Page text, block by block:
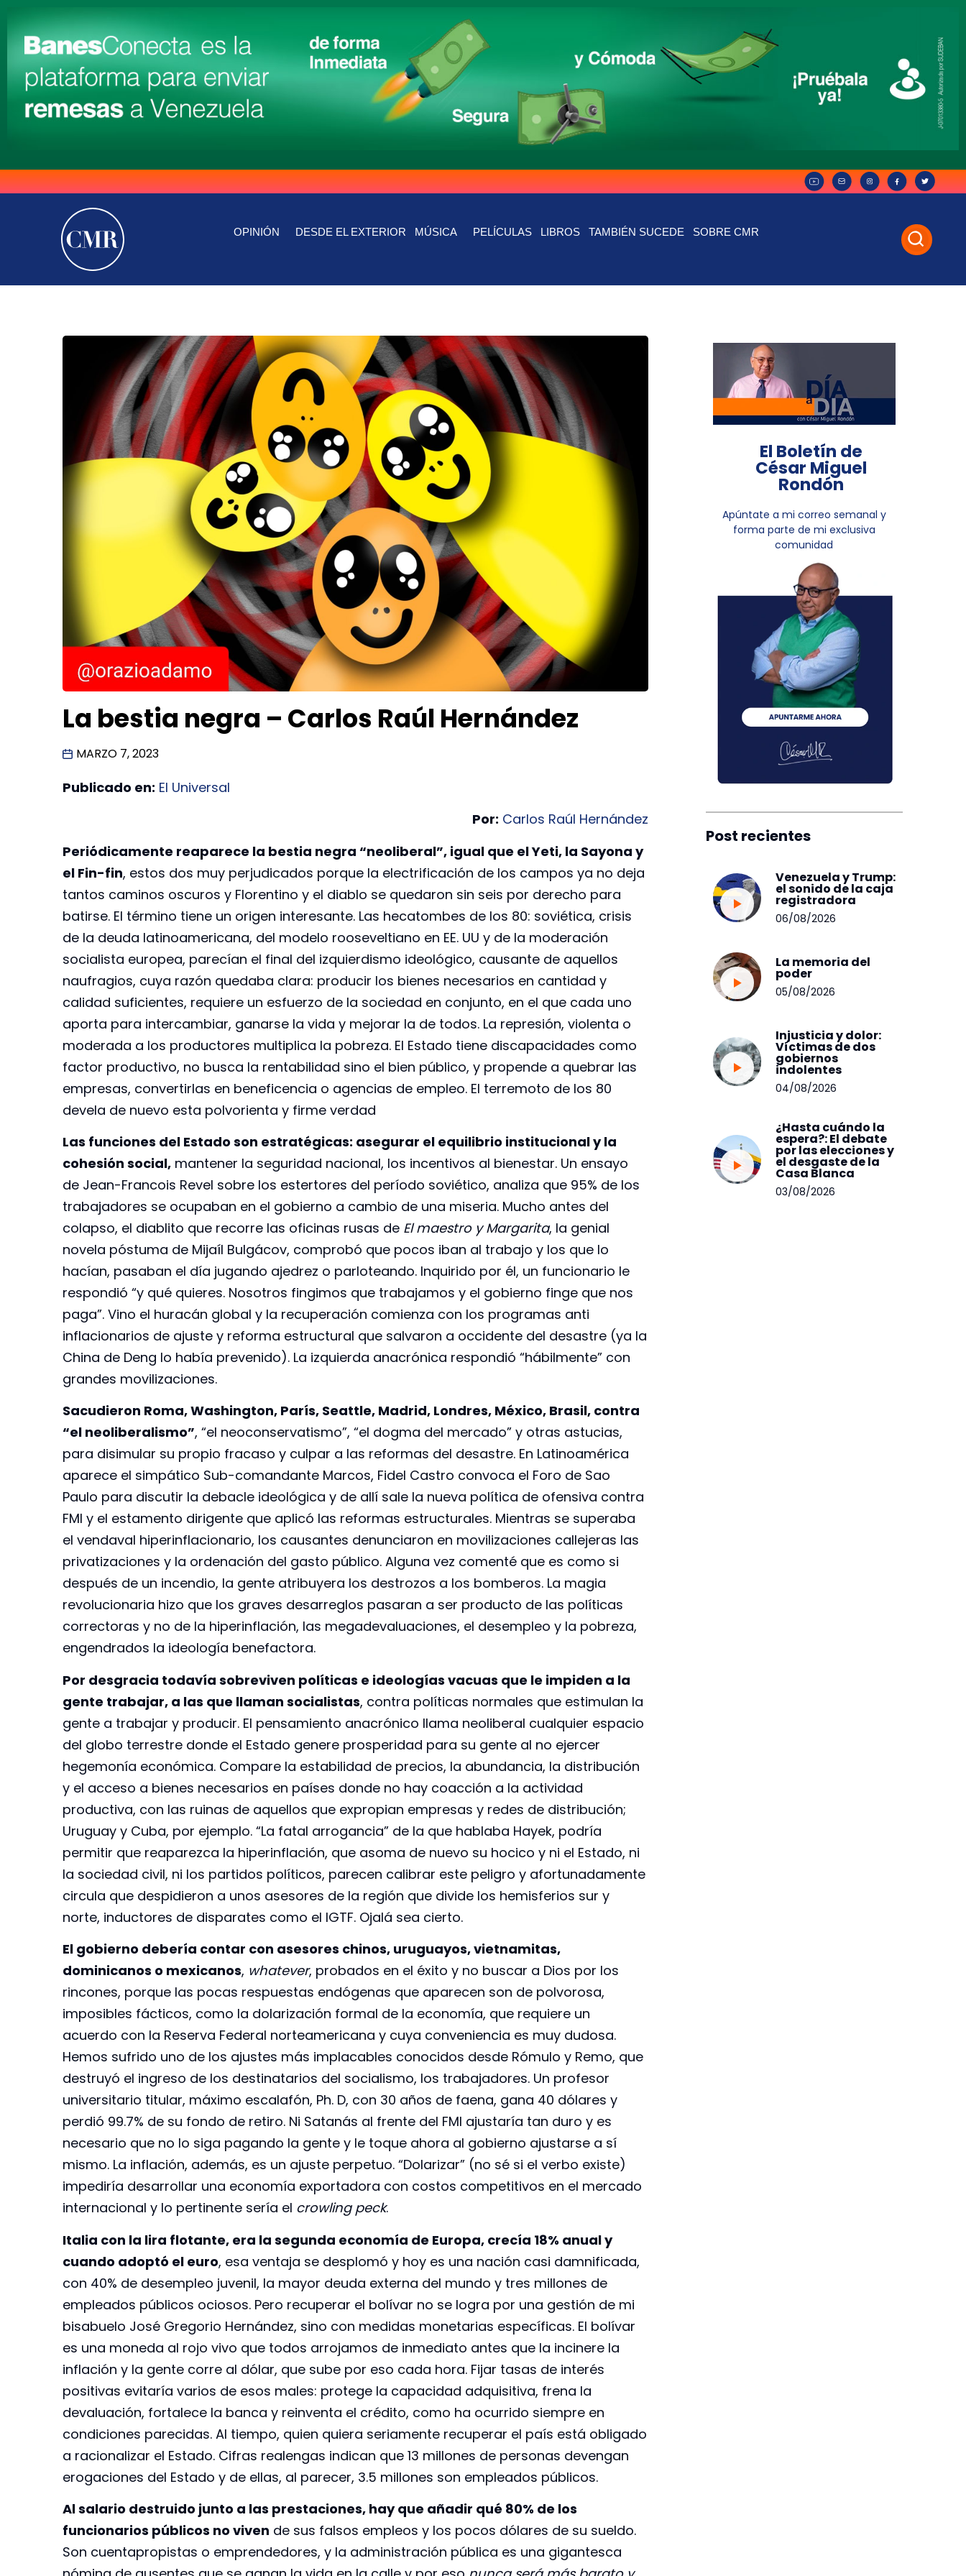
OPINIÓN DESDE EL EXTERIOR MÚSICA PELÍCULAS LIBROS TAMBIÉN SUCEDE SOBRE CMR
La bestia negra – Carlos Raúl Hernández
MARZO 7, 2023
Publicado en: El Universal
Por: Carlos Raúl Hernández
Periódicamente reaparece la bestia negra “neoliberal”, igual que el Yeti, la Sayona y
el Fin-fin, estos dos muy perjudicados porque la electrificación de los campos ya no deja
tantos caminos oscuros y Florentino y el diablo se quedaron sin seis por derecho para
batirse. El término tiene un origen interesante. Las hecatombes de los 80: soviética, crisis
de la deuda latinoamericana, del modelo rooseveltiano en EE. UU y de la moderación
socialista europea, parecían el final del izquierdismo ideológico, causante de aquellos
naufragios, cuya razón quedaba clara: producir los bienes necesarios en cantidad y
calidad suficientes, requiere un esfuerzo de la sociedad en conjunto, en el que cada uno
aporta para intercambiar, ganarse la vida y mejorar la de todos. La represión, violenta o
moderada a los productores multiplica la pobreza. El Estado tiene discapacidades como
factor productivo, no busca la rentabilidad sino el bien público, y propende a quebrar las
empresas, convertirlas en beneficencia o agencias de empleo. El terremoto de los 80
devela de nuevo esta polvorienta y firme verdad
Las funciones del Estado son estratégicas: asegurar el equilibrio institucional y la
cohesión social, mantener la seguridad nacional, los incentivos al bienestar. Un ensayo
de Jean-Francois Revel sobre los estertores del período soviético, analiza que 95% de los
trabajadores se ocupaban en el gobierno a cambio de una miseria. Mucho antes del
colapso, el diablito que recorre las oficinas rusas de El maestro y Margarita, la genial
novela póstuma de Mijaíl Bulgácov, comprobó que pocos iban al trabajo y los que lo
hacían, pasaban el día jugando ajedrez o parloteando. Inquirido por él, un funcionario le
respondió “y qué quieres. Nosotros fingimos que trabajamos y el gobierno finge que nos
paga”. Vino el huracán global y la recuperación comienza con los programas anti
inflacionarios de ajuste y reforma estructural que salvaron a occidente del desastre (ya la
China de Deng lo había prevenido). La izquierda anacrónica respondió “hábilmente” con
grandes movilizaciones.
Sacudieron Roma, Washington, París, Seattle, Madrid, Londres, México, Brasil, contra
“el neoliberalismo”, “el neoconservatismo”, “el dogma del mercado” y otras astucias,
para disimular su propio fracaso y culpar a las reformas del desastre. En Latinoamérica
aparece el simpático Sub-comandante Marcos, Fidel Castro convoca el Foro de Sao
Paulo para discutir la debacle ideológica y de allí sale la nueva política de ofensiva contra
FMI y el estamento dirigente que aplicó las reformas estructurales. Mientras se superaba
el vendaval hiperinflacionario, los causantes denunciaron en movilizaciones callejeras las
privatizaciones y la ordenación del gasto público. Alguna vez comenté que es como si
después de un incendio, la gente atribuyera los destrozos a los bomberos. La magia
revolucionaria hizo que los graves desarreglos pasaran a ser producto de las políticas
correctoras y no de la hiperinflación, las megadevaluaciones, el desempleo y la pobreza,
engendrados la ideología benefactora.
Por desgracia todavía sobreviven políticas e ideologías vacuas que le impiden a la
gente trabajar, a las que llaman socialistas, contra políticas normales que estimulan la
gente a trabajar y producir. El pensamiento anacrónico llama neoliberal cualquier espacio
del globo terrestre donde el Estado genere prosperidad para su gente al no ejercer
hegemonía económica. Compare la estabilidad de precios, la abundancia, la distribución
y el acceso a bienes necesarios en países donde no hay coacción a la actividad
productiva, con las ruinas de aquellos que expropian empresas y redes de distribución;
Uruguay y Cuba, por ejemplo. “La fatal arrogancia” de la que hablaba Hayek, podría
permitir que reaparezca la hiperinflación, que asoma de nuevo su hocico y ni el Estado, ni
la sociedad civil, ni los partidos políticos, parecen calibrar este peligro y afortunadamente
circula que despidieron a unos asesores de la región que divide los hemisferios sur y
norte, inductores de disparates como el IGTF. Ojalá sea cierto.
El gobierno debería contar con asesores chinos, uruguayos, vietnamitas,
dominicanos o mexicanos, whatever, probados en el éxito y no buscar a Dios por los
rincones, porque las pocas respuestas endógenas que aparecen son de polvorosa,
imposibles fácticos, como la dolarización formal de la economía, que requiere un
acuerdo con la Reserva Federal norteamericana y cuya conveniencia es muy dudosa.
Hemos sufrido uno de los ajustes más implacables conocidos desde Rómulo y Remo, que
destruyó el ingreso de los destinatarios del socialismo, los trabajadores. Un profesor
universitario titular, máximo escalafón, Ph. D, con 30 años de faena, gana 40 dólares y
perdió 99.7% de su fondo de retiro. Ni Satanás al frente del FMI ajustaría tan duro y es
necesario que no lo siga pagando la gente y le toque ahora al gobierno ajustarse a sí
mismo. La inflación, además, es un ajuste perpetuo. “Dolarizar” (no sé si el verbo existe)
impediría desarrollar una economía exportadora con costos competitivos en el mercado
internacional y lo pertinente sería el crowling peck.
Italia con la lira flotante, era la segunda economía de Europa, crecía 18% anual y
cuando adoptó el euro, esa ventaja se desplomó y hoy es una nación casi damnificada,
con 40% de desempleo juvenil, la mayor deuda externa del mundo y tres millones de
empleados públicos ociosos. Pero recuperar el bolívar no se logra por una gestión de mi
bisabuelo José Gregorio Hernández, sino con medidas monetarias específicas. El bolívar
es una moneda al rojo vivo que todos arrojamos de inmediato antes que la incinere la
inflación y la gente corre al dólar, que sube por eso cada hora. Fijar tasas de interés
positivas evitaría varios de esos males: protege la capacidad adquisitiva, frena la
devaluación, fortalece la banca y reinventa el crédito, como ha ocurrido siempre en
condiciones parecidas. Al tiempo, quien quiera seriamente recuperar el país está obligado
a racionalizar el Estado. Cifras realengas indican que 13 millones de personas devengan
erogaciones del Estado y de ellas, al parecer, 3.5 millones son empleados públicos.
Al salario destruido junto a las prestaciones, hay que añadir qué 80% de los
funcionarios públicos no viven de sus falsos empleos y los pocos dólares de su sueldo.
Son cuentapropistas o emprendedores, y la administración pública es una gigantesca
El Boletín de
César Miguel
Rondón
Apúntate a mi correo semanal y
forma parte de mi exclusiva
comunidad
Post recientes
Venezuela y Trump:
el sonido de la caja
registradora
06/08/2026
La memoria del
poder
05/08/2026
Injusticia y dolor:
Víctimas de dos
gobiernos
indolentes
04/08/2026
¿Hasta cuándo la
espera?: El debate
por las elecciones y
el desgaste de la
Casa Blanca
03/08/2026